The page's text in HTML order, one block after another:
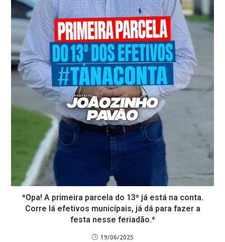
*Opa! A primeira parcela do 13⁰ já está na conta.
Corre lá efetivos municípais, já dá para fazer a
festa nesse feriadão.*
19/06/2025